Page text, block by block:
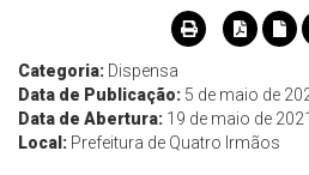
Categoria: Dispensa
Data de Publicação: 5 de maio de
Data de Abertura: 19 de maio de 2021
Local: Prefeitura de Quatro Irmãos